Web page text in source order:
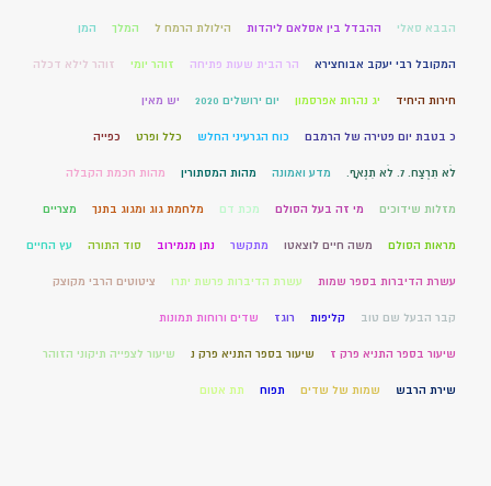
הבבא סאלי ההבדל בין אסלאם ליהדות הילולת הרמח ל המלך המן
המקובל רבי יעקב אבוחצירא הר הבית שעות פתיחה זוהר יומי זוהר לילא דכלה
חירות היחיד יג נהרות אפרסמון יום ירושלים 2020 יש מאין
כ בטבת יום פטירה של הרמבם כוח הגרעיני החלש כלל ופרט כפייה
לֹא תִרְצַח. 7. לֹא תִנְאָף. מדע ואמונה מהות המסתורין מהות חכמת הקבלה
מזלות שידוכים מי זה בעל הסולם מכת דם מלחמת גוג ומגוג בתנך מצריים
מראות הסולם משה חיים לוצאטו מתקשר נתן מנמירוב סוד התורה עץ החיים
עשרת הדיברות בספר שמות עשרת הדיברות פרשת יתרו ציטוטים הרבי מקוצק
קבר הבעל שם טוב קליפות רוגז שדים ורוחות תמונות
שיעור בספר התניא פרק ז שיעור בספר התניא פרק נ שיעור לצפייה תיקוני הזוהר
שירת הרבש שמות של שדים תפוח תת אטום